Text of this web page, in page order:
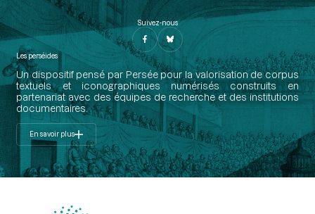
Suivez-nous
Les perséides
Un dispositif pensé par Persée pour la valorisation de corpus
textuels et iconographiques numérisés construits en
partenariat avec des équipes de recherche et des institutions
documentaires.
En savoir plus